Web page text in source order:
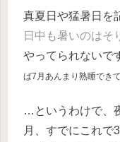
真夏日や猛暑日を
日中も暑いのはそ
やってられないで
ば7月あんまり熟睡でき
…というわけで、
月、すでにこれ